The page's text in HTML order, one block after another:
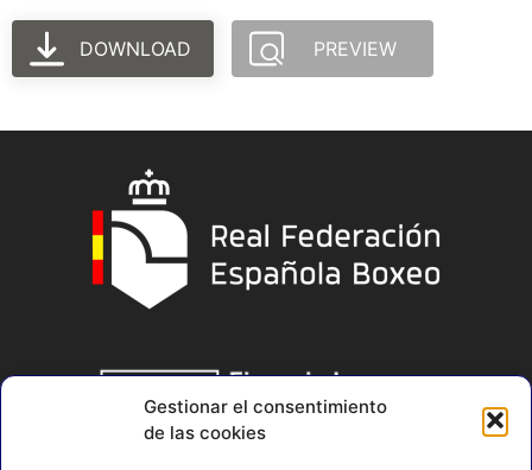
Gestionar el consentimiento
de las cookies
DOWNLOAD PREVIEW